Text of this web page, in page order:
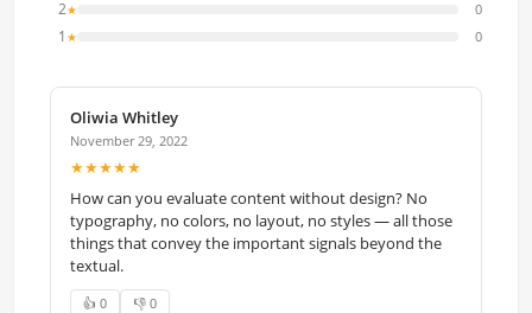
2★ 0
1 ★ 0
Oliwia Whitley
November 29, 2022
★★★★★
How can you evaluate content without design? No
typography, no colors, no layout, no styles — all those
things that convey the important signals beyond the
textual.
👍 0 👎 0